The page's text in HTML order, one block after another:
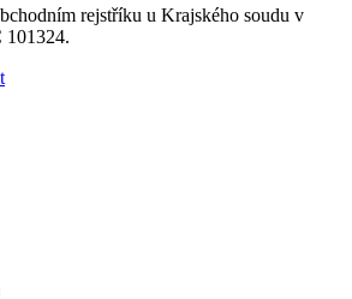
rejstříku u Krajského soudu v
101324.